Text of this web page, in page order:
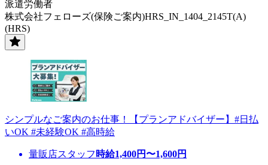
派遣労働者
株式会社フェローズ(保険ご案内)HRS_IN_1404_2145T(A)
(HRS)
シンプルなご案内のお仕事！【プランアドバイザー】#日払
いOK #未経験OK #高時給
量販店スタッフ 時給1,400円〜1,600円